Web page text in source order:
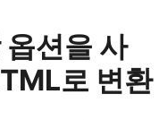
션을 사
로 변환